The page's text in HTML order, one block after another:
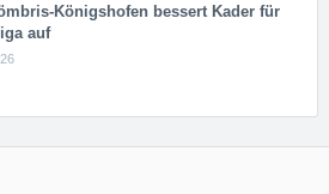
Kö­n­igs­ho­fen bessert Kader für
auf